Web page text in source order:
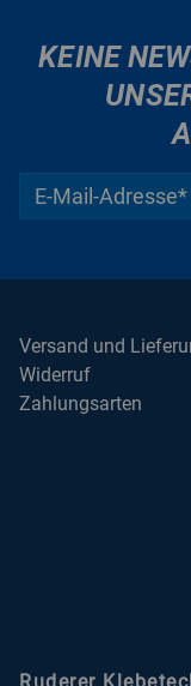
KEINE
Versand und
Widerruf
Zahlungsarten
Ruderer